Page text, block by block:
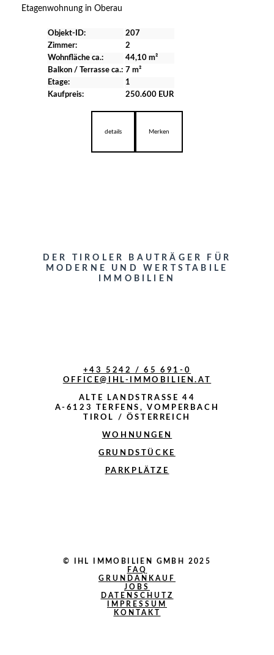
Etagenwohnung in Oberau
Objekt-ID:
207
Zimmer:
2
Wohnfläche ca.:
44,10 m²
Balkon / Terrasse ca.: 7 m²
Etage:
1
Kaufpreis:
250.600 EUR
details Merken
DER TIROLER BAUTRÄGER FÜR
MODERNE UND WERTSTABILE
IMMOBILIEN
+43 5242 / 65 691-0
OFFICE@IHL-IMMOBILIEN.AT
ALTE LANDSTRASSE 44
A-6123 TERFENS, VOMPERBACH
TIROL / ÖSTERREICH
WOHNUNGEN
GRUNDSTÜCKE
PARKPLÄTZE
© IHL IMMOBILIEN GMBH 2025
FAQ
GRUNDANKAUF
JOBS
DATENSCHUTZ
IMPRESSUM
KONTAKT